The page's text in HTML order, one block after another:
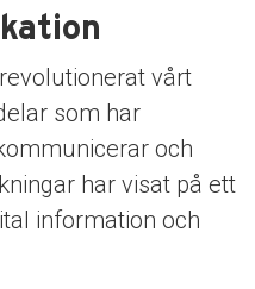
vårt
som har
och
har visat på ett
information och